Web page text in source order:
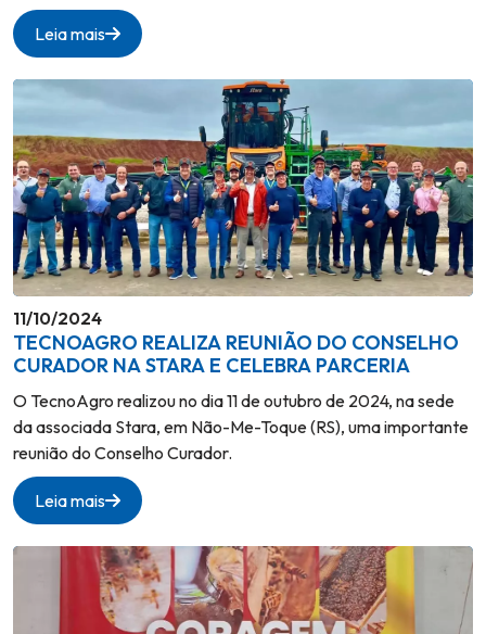
outubro de 2024.
Leia mais
11/10/2024
TECNOAGRO REALIZA REUNIÃO DO CONSELHO
CURADOR NA STARA E CELEBRA PARCERIA
O TecnoAgro realizou no dia 11 de outubro de 2024, na sede
da associada Stara, em Não-Me-Toque (RS), uma importante
reunião do Conselho Curador.
Leia mais